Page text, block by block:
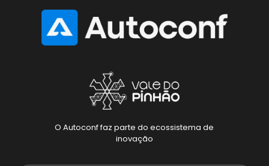
O Autoconf faz parte do ecossistema de
inovação